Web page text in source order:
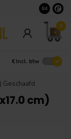
Grote
8.4
0
€ Incl. btw
Geschaafd
cm)